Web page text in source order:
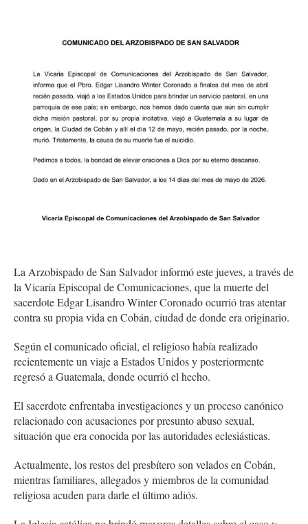
La Arzobispado de San Salvador informó este jueves, a través de
la Vicaría Episcopal de Comunicaciones, que la muerte del
sacerdote Edgar Lisandro Winter Coronado ocurrió tras atentar
contra su propia vida en Cobán, ciudad de donde era originario.
Según el comunicado oficial, el religioso había realizado
recientemente un viaje a Estados Unidos y posteriormente
regresó a Guatemala, donde ocurrió el hecho.
El sacerdote enfrentaba investigaciones y un proceso canónico
relacionado con acusaciones por presunto abuso sexual,
situación que era conocida por las autoridades eclesiásticas.
Actualmente, los restos del presbítero son velados en Cobán,
mientras familiares, allegados y miembros de la comunidad
religiosa acuden para darle el último adiós.